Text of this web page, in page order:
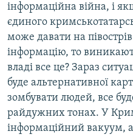
інформаційна війна, і
єдиного
може давати на
інформацію, то
владі все це? Зараз
буде альтернативної
зомбувати людей, все
райдужних тонах. У
інформаційний вакуум,